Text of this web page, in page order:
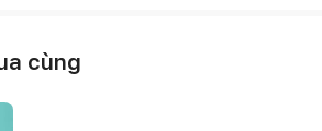
cùng